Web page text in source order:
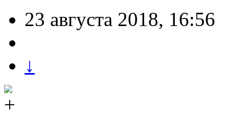
23 августа 2018, 16:56
↓